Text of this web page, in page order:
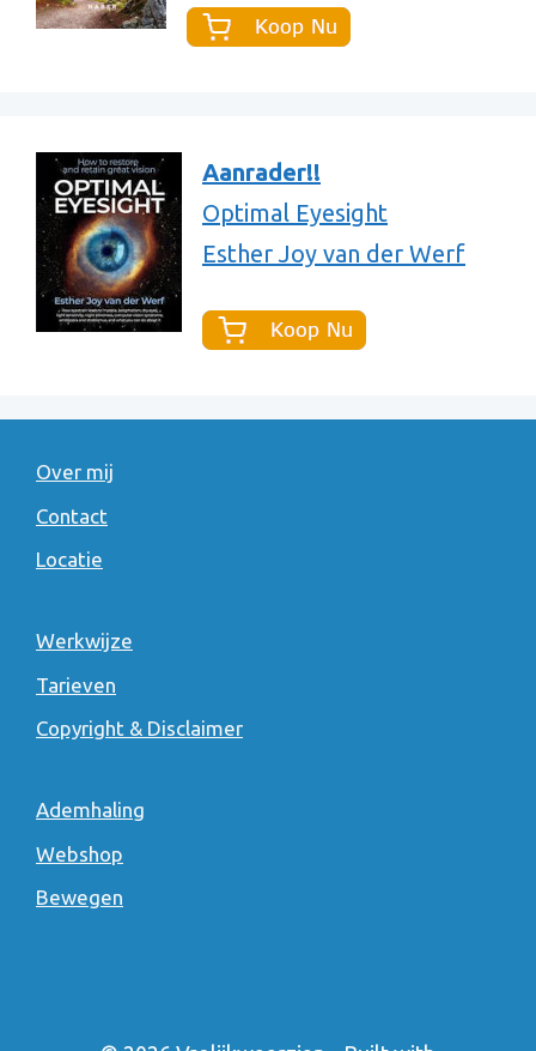
Aanrader!!
Optimal Eyesight
Esther Joy van der Werf
Over mij
Contact
Locatie
Werkwijze
Tarieven
Copyright & Disclaimer
Ademhaling
Webshop
Bewegen